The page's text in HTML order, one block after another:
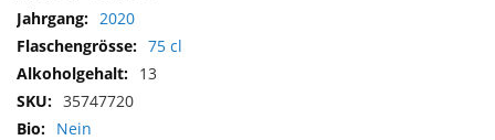
2020
75 cl
13
35747720
Nein